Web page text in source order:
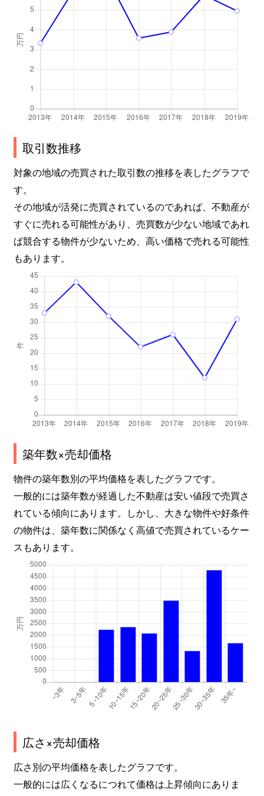
取引数推移
対象の地域の売買された取引数の推移を表したグラフで
す。
その地域が活発に売買されているのであれば、不動産が
すぐに売れる可能性があり、売買数が少ない地域であれ
ば競合する物件が少ないため、高い価格で売れる可能性
もあります。
築年数×売却価格
物件の築年数別の平均価格を表したグラフです。
一般的には築年数が経過した不動産は安い値段で売買さ
れている傾向にあります。しかし、大きな物件や好条件
の物件は、築年数に関係なく高値で売買されているケー
スもあります。
広さ×売却価格
広さ別の平均価格を表したグラフです。
一般的には広くなるにつれて価格は上昇傾向にありま